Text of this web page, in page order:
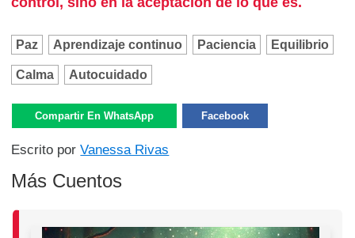
Paz Aprendizaje continuo Paciencia Equilibrio
Calma Autocuidado
Compartir En WhatsApp Facebook
Escrito porVanessa Rivas
Más Cuentos